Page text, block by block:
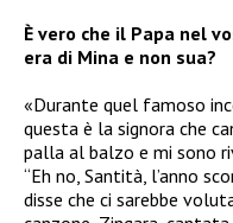
È vero che il Papa nel
era di Mina e non sua?
«Durante quel famoso
questa è la signora che
palla al balzo e mi sono
“Eh no, Santità, l’anno
disse che ci sarebbe